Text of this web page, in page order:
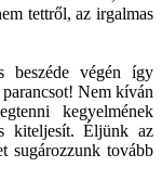
tettről, az irgalmas
beszéde végén így
Nem kíván
kegyelmének
kiteljesít. Éljünk az
sugározzunk tovább